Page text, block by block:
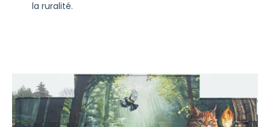
la ruralité.